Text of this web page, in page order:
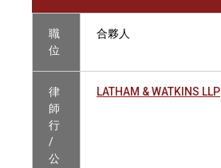
職
位
合夥人
律
師
行
/
公
LATHAM & WATKINS LLP